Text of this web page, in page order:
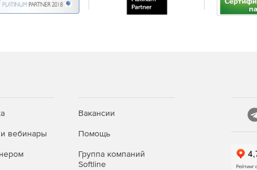
вебинары
Вакансии
Помощь
Группа компаний
Softline